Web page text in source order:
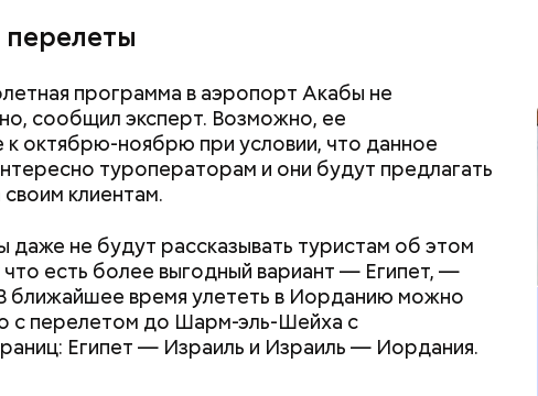
перелеты
программа в аэропорт Акабы не
сообщил эксперт. Возможно, ее
октябрю-ноябрю при условии, что данное
туроператорам и они будут предлагать
клиентам.
не будут рассказывать туристам об этом
есть более выгодный вариант — Египет, —
ближайшее время улететь в Иорданию можно
с перелетом до Шарм-эль-Шейха с
Египет — Израиль и Израиль — Иордания.
отмечается в США в честь вкусового
со сливками. В этот праздник люди едят не
но и другие десерты на основе этих двух
купить в магазине или сделать
со своими родными и близкими.
батареи дома и
штраф
Как получить до 100 тысяч
рублей от государства при